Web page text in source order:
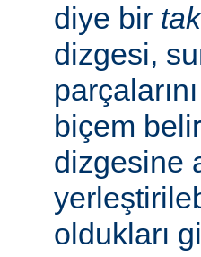
diye bir
dizgesi,
biçem
dizgesine
oldukları